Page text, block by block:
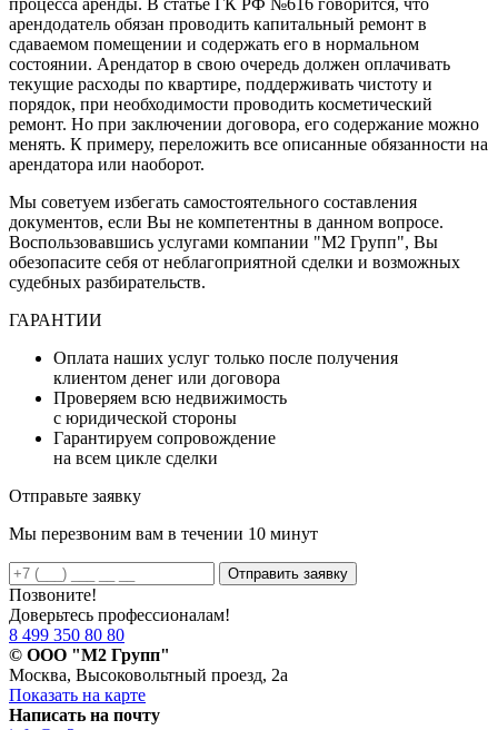
арендодатель обязан проводить капитальный ремонт в
сдаваемом помещении и содержать его в нормальном
состоянии. Арендатор в свою очередь должен оплачивать
текущие расходы по квартире, поддерживать чистоту и
порядок, при необходимости проводить косметический
ремонт. Но при заключении договора, его содержание можно
менять. К примеру, переложить все описанные обязанности на
арендатора или наоборот.
Мы советуем избегать самостоятельного составления
документов, если Вы не компетентны в данном вопросе.
Воспользовавшись услугами компании "М2 Групп", Вы
обезопасите себя от неблагоприятной сделки и возможных
судебных разбирательств.
ГАРАНТИИ
Оплата наших услуг только после получения
клиентом денег или договора
Проверяем всю недвижимость
с юридической стороны
Гарантируем сопровождение
на всем цикле сделки
Отправьте заявку
Мы перезвоним вам в течении 10 минут
Отправить заявку
Позвоните!
Доверьтесь профессионалам!
8 499 350 80 80
© ООО "М2 Групп"
Москва, Высоковольтный проезд, 2а
Показать на карте
Написать на почту